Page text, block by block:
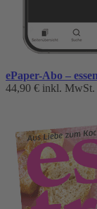
ePaper-Abo –
44,90 € inkl. MwSt.